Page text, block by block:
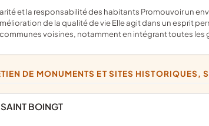
de la qualité de vie Elle agit dans un esprit
voisines, notamment en intégrant toutes les
DE MONUMENTS ET SITES HISTORIQUES,
SAINT BOINGT